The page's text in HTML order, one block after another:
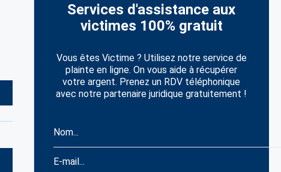
Services d'assistance aux
victimes 100% gratuit
Vous êtes Victime ? Utilisez notre service de
plainte en ligne. On vous aide à récupérer
votre argent. Prenez un RDV téléphonique
avec notre partenaire juridique gratuitement !